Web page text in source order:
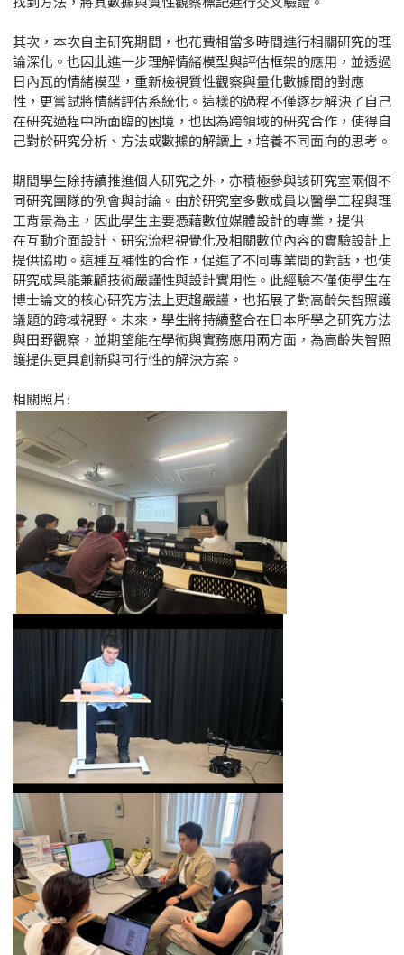
其次，本次自主研究期間，也花費相當多時間進行相關研究的理
論深化。也因此進一步理解情緒模型與評估框架的應用，並透過
日內瓦的情緒模型，重新檢視質性觀察與量化數據間的對應
性，更嘗試將情緒評估系統化。這樣的過程不僅逐步解決了自己
在研究過程中所面臨的困境，也因為跨領域的研究合作，使得自
己對於研究分析、方法或數據的解讀上，培養不同面向的思考。
期間學生除持續推進個人研究之外，亦積極參與該研究室兩個不
同研究團隊的例會與討論。由於研究室多數成員以醫學工程與理
工背景為主，因此學生主要憑藉數位媒體設計的專業，提供
在互動介面設計、研究流程視覺化及相關數位內容的實驗設計上
提供協助。這種互補性的合作，促進了不同專業間的對話，也使
研究成果能兼顧技術嚴謹性與設計實用性。此經驗不僅使學生在
博士論文的核心研究方法上更趨嚴謹，也拓展了對高齡失智照護
議題的跨域視野。未來，學生將持續整合在日本所學之研究方法
與田野觀察，並期望能在學術與實務應用兩方面，為高齡失智照
護提供更具創新與可行性的解決方案。
相關照片: